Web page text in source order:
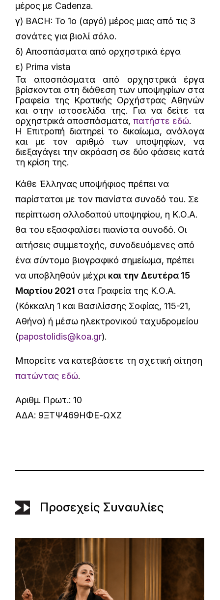
μέρος με Cadenza.
γ) BACH: Το 1o (αργό) μέρος μιας από τις 3
σονάτες για βιολί σόλο.
δ) Αποσπάσματα από ορχηστρικά έργα
ε) Prima vista
Τα αποσπάσματα από ορχηστρικά έργα
βρίσκονται στη διάθεση των υποψηφίων στα
Γραφεία της Κρατικής Ορχήστρας Αθηνών
και στην ιστοσελίδα της. Για να δείτε τα
ορχηστρικά αποσπάσματα,πατήστε εδώ.
Η Επιτροπή διατηρεί το δικαίωμα, ανάλογα
και με τον αριθμό των υποψηφίων, να
διεξαγάγει την ακρόαση σε δύο φάσεις κατά
τη κρίση της.
Κάθε Έλληνας υποψήφιος πρέπει να
παρίσταται με τον πιανίστα συνοδό του. Σε
περίπτωση αλλοδαπού υποψηφίου, η Κ.Ο.Α.
θα του εξασφαλίσει πιανίστα συνοδό. Οι
αιτήσεις συμμετοχής, συνοδευόμενες από
ένα σύντομο βιογραφικό σημείωμα, πρέπει
να υποβληθούν μέχρι και την Δευτέρα 15
Μαρτίου 2021 στα Γραφεία της Κ.Ο.Α.
(Κόκκαλη 1 και Bασιλίσσης Σοφίας, 115-21,
Αθήνα) ή μέσω ηλεκτρονικού ταχυδρομείου
(papostolidis@koa.gr).
Μπορείτε να κατεβάσετε τη σχετική αίτηση
πατώντας εδώ.
Αριθμ. Πρωτ.: 10
ΑΔΑ: 9ΞΤΨ469ΗΦΕ-ΩΧΖ
Προσεχείς Συναυλίες